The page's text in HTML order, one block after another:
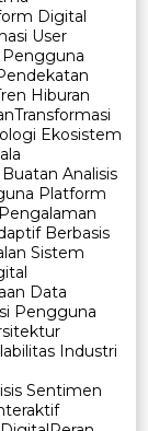
Digital
User
Hiburan
Transformasi
Ekosistem
Analisis
Platform
Berbasis
Sistem
Data
Pengguna
Industri
Sentimen
Digital
User
Hiburan
Transformasi
Ekosistem
Analisis
Platform
Berbasis
Sistem
Data
Pengguna
Industri
Sentimen
ujar
Pengurus
Inovatif
jika
pihaknya
baku.
ia
hingga